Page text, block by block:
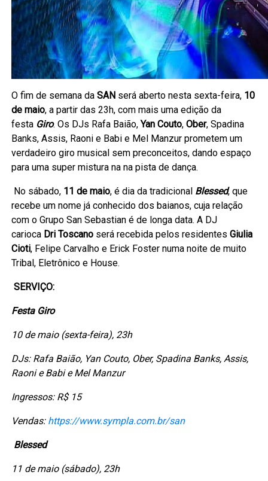
O fim de semana daSAN será aberto nesta sexta-feira, 10
de maio, a partir das 23h, com mais uma edição da
festa Giro. Os DJs Rafa Baião,Yan Couto,Ober, Spadina
Banks, Assis, Raoni e Babi e Mel Manzur prometem um
verdadeiro giromusical sem preconceitos, dando espaço
para uma super mistura na na pista de dança.
No sábado, 11 de maio, é dia da tradicional Blessed, que
recebe um nome já conhecido dos baianos, cuja relação
com o Grupo San Sebastian é de longa data. A DJ
carioca Dri Toscano será recebida pelos residentesGiulia
Cioti, Felipe Carvalho e Erick Foster numa noite de muito
Tribal, Eletrônico e House.
SERVIÇO:
Festa Giro
10 de maio (sexta-feira), 23h
DJs: Rafa Baião, Yan Couto, Ober, Spadina Banks, Assis,
Raoni e Babi e Mel Manzur
Ingressos: R$ 15
Vendas: https://www.sympla.com.br/san
Blessed
11 de maio (sábado), 23h